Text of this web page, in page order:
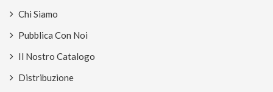
Chi Siamo
Pubblica Con Noi
Il Nostro Catalogo
Distribuzione